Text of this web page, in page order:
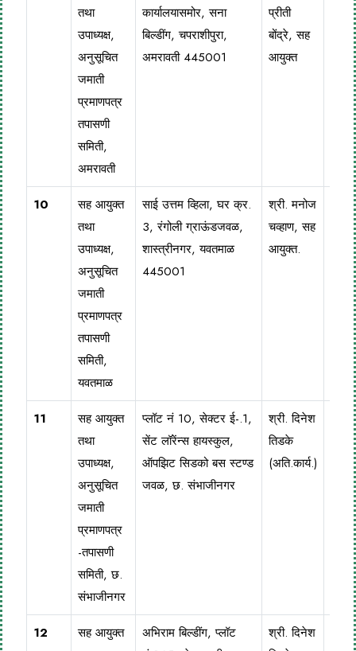
तथा
उपाध्यक्ष,
अनुसूचित
जमाती
प्रमाणपत्र
तपासणी
समिती,
अमरावती
कार्यालयासमोर, सना
बिल्डींग, चपराशीपुरा,
अमरावती 445001
प्रीती
बोंद्रे, सह
आयुक्त
10
सह आयुक्त
तथा
उपाध्यक्ष,
अनुसूचित
जमाती
प्रमाणपत्र
तपासणी
समिती,
यवतमाळ
साई उत्तम व्हिला, घर क्र.
3, रंगोली ग्राऊंडजवळ,
शास्त्रीनगर, यवतमाळ
445001
श्री. मनोज
चव्हाण, सह
आयुक्त.
11
सह आयुक्त
तथा
उपाध्यक्ष,
अनुसूचित
जमाती
प्रमाणपत्र
-तपासणी
समिती, छ.
संभाजीनगर
प्लॉट नं 10, सेक्टर ई-.1,
सेंट लॉरेंन्स हायस्कुल,
ऑपझिट सिडको बस स्टण्ड
जवळ, छ. संभाजीनगर
श्री. दिनेश
तिडके
(अति.कार्य.)
12
सह आयुक्त
अभिराम बिल्डींग, प्लॉट
श्री. दिनेश